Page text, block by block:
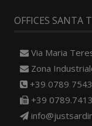
OFFICES SANTA
Via Maria
Zona
+39 0789
+39